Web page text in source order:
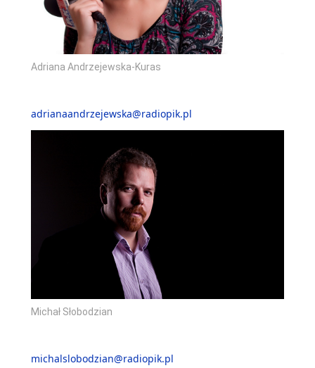
Adriana Andrzejewska-Kuras
adrianaandrzejewska@radiopik.pl
Michał Słobodzian
michalslobodzian@radiopik.pl